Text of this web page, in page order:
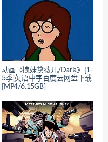
动画《拽妹黛薇儿/Daria》[1-
5季]英语中字百度云网盘下载
[MP4/6.15GB]